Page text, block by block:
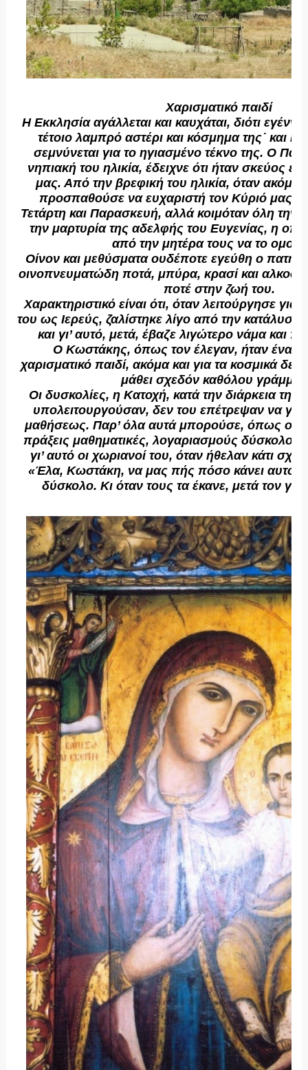
Χαρισματικό παιδί
Η Εκκλησία αγάλλεται και καυχάται, διότι
τέτοιο λαμπρό αστέρι και κόσμημα της˙ και η
σεμνύνεται για το ηγιασμένο τέκνο της. Ο
νηπιακή του ηλικία, έδειχνε ότι ήταν σκεύος
μας. Από την βρεφική του ηλικία, όταν ακόμα
προσπαθούσε να ευχαριστή τον Κύριό μας,
Τετάρτη και Παρασκευή, αλλά κοιμόταν όλη
την μαρτυρία της αδελφής του Ευγενίας, η
από την μητέρα τους να το
Οίνον και μεθύσματα ουδέποτε εγεύθη ο
οινοπνευματώδη ποτά, μπύρα, κρασί και
ποτέ στην ζωή του.
Χαρακτηριστικό είναι ότι, όταν λειτούργησε
του ως Ιερεύς, ζαλίστηκε λίγο από την κατάλυσι
και γι’ αυτό, μετά, έβαζε λιγώτερο νάμα και
Ο Κωστάκης, όπως τον έλεγαν, ήταν ένα
χαρισματικό παιδί, ακόμα και για τα κοσμικά
μάθει σχεδόν καθόλου
Οι δυσκολίες, η Κατοχή, κατά την διάρκεια της
υπολειτουργούσαν, δεν του επέτρεψαν να
μαθήσεως. Παρ’ όλα αυτά μπορούσε, όπως ο
πράξεις μαθηματικές, λογαριασμούς
γι’ αυτό οι χωριανοί του, όταν ήθελαν κάτι
«Έλα, Κωστάκη, να μας πής πόσο κάνει αυτό κι
δύσκολο. Κι όταν τους τα έκανε, μετά τον